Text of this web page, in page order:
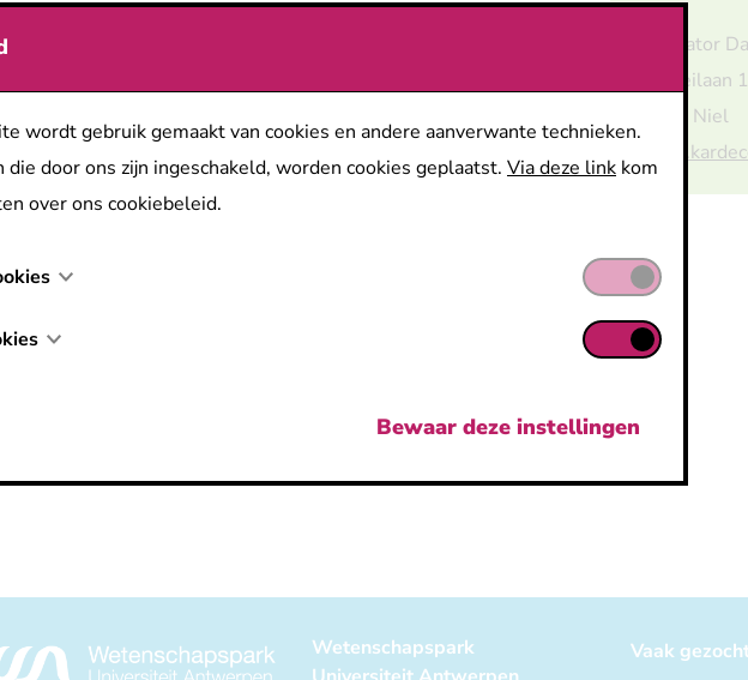
die gemoedsrust beloven en bouwen laboratoria en
inspireren.
don't have to.
ons uit te blinken in sanitaire wanden, lockers en laboratorium
Incubator
Galileilaan
2845 Niel
Wetenschapspark
Vaak
wordt gebruik gemaakt van cookies en andere aanverwante technieken.
die door ons zijn ingeschakeld, worden cookies geplaatst. Via deze link kom
over ons cookiebeleid.
Bewaar deze instellingen